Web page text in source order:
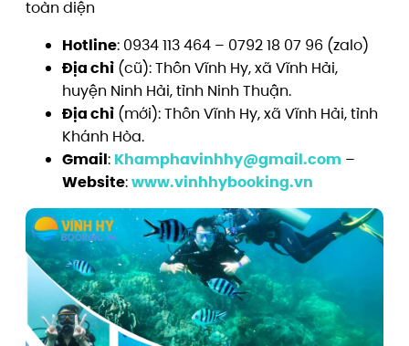
toàn diện
Hotline: 0934 113 464 – 0792 18 07 96 (zalo)
Địa chỉ (cũ): Thôn Vĩnh Hy, xã Vĩnh Hải,
huyện Ninh Hải, tỉnh Ninh Thuận.
Địa chỉ (mới): Thôn Vĩnh Hy, xã Vĩnh Hải, tỉnh
Khánh Hòa.
Gmail: Khamphavinhhy@gmail.com –
Website:www.vinhhybooking.vn